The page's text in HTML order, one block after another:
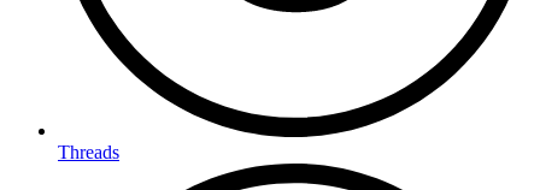
Threads